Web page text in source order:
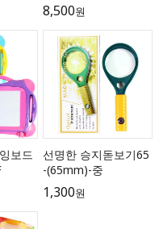
8,500원
보드
선명한 승지돋보기65
-(65mm)-중
1,300원